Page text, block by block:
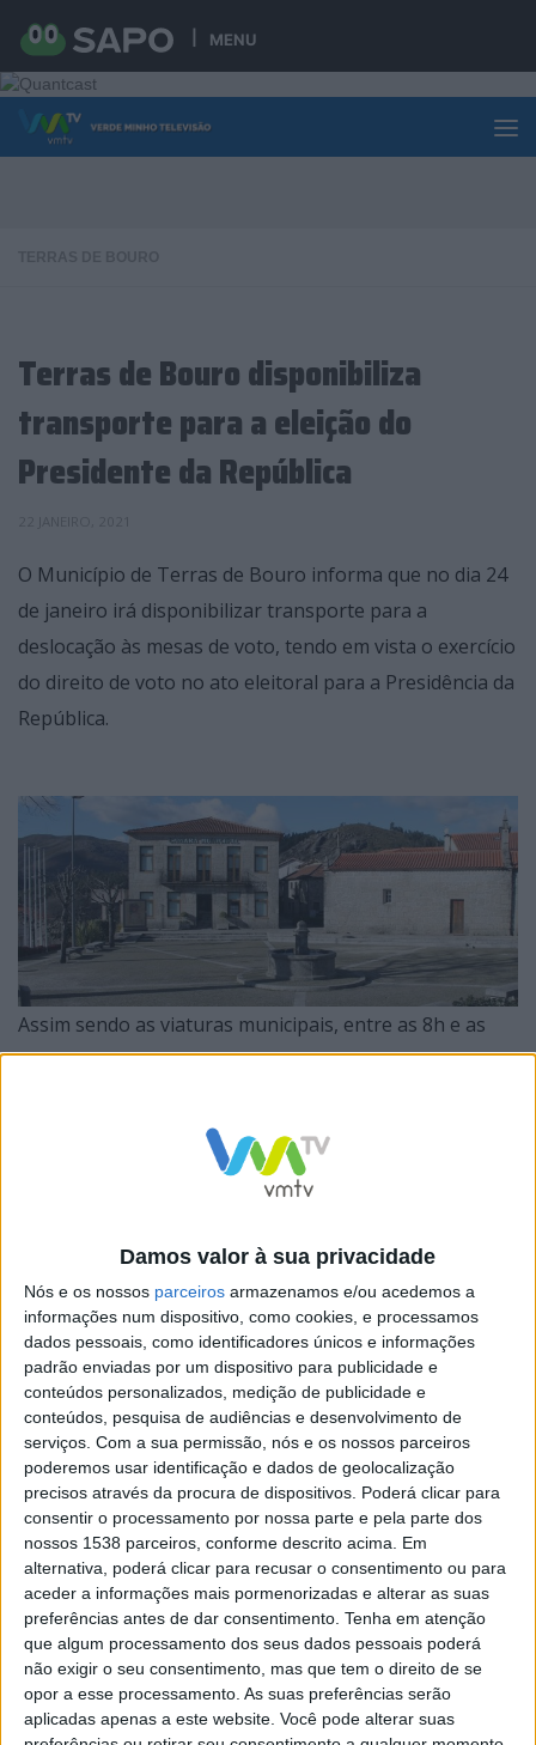
MENU
Damos valor à sua privacidade
Nós e os nossos parceiros armazenamos e/ou acedemos a
informações num dispositivo, como cookies, e processamos
dados pessoais, como identificadores únicos e informações
padrão enviadas por um dispositivo para publicidade e
conteúdos personalizados, medição de publicidade e
conteúdos, pesquisa de audiências e desenvolvimento de
serviços. Com a sua permissão, nós e os nossos parceiros
poderemos usar identificação e dados de geolocalização
precisos através da procura de dispositivos. Poderá clicar para
consentir o processamento por nossa parte e pela parte dos
nossos 1538 parceiros, conforme descrito acima. Em
alternativa, poderá clicar para recusar o consentimento ou para
aceder a informações mais pormenorizadas e alterar as suas
preferências antes de dar consentimento. Tenha em atenção
que algum processamento dos seus dados pessoais poderá
não exigir o seu consentimento, mas que tem o direito de se
opor a esse processamento. As suas preferências serão
aplicadas apenas a este website. Você pode alterar suas
Skip to content
Terras de Bouro disponibiliza
transporte para a eleição do
Presidente da República
O Município de Terras de Bouro informa que no dia 24
de janeiro irá disponibilizar transporte para a
deslocação às mesas de voto, tendo em vista o exercício
do direito de voto no ato eleitoral para a Presidência da
República.
Assim sendo as viaturas municipais, entre as 8h e as
18h do próximo domingo percorrerão as freguesias do
de freguesia tendo em vista a deslocação daqueles que
não possuam meios próprios para o fazer.
Terras de Bouro arranca com
a instalação de 8 postos de
carregamento para viaturas
elétricas
Autarcas de Terras de Bouro
visitaram Assembleia da
República
Município de Terras de Bouro
e Bombeiros preparam
época de incêndios